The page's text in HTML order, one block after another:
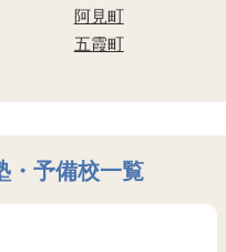
阿見町
五霞町
・予備校一覧